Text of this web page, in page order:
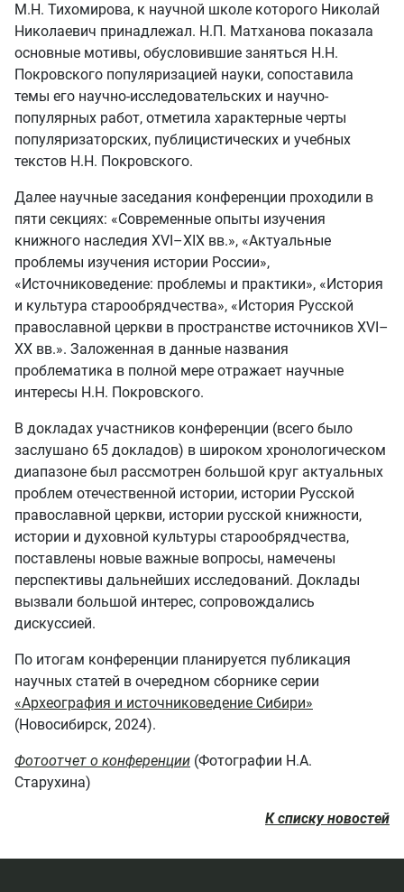
М.Н. Тихомирова, к научной школе которого Николай
Николаевич принадлежал. Н.П. Матханова показала
основные мотивы, обусловившие заняться Н.Н.
Покровского популяризацией науки, сопоставила
темы его научно-исследовательских и научно-
популярных работ, отметила характерные черты
популяризаторских, публицистических и учебных
текстов Н.Н. Покровского.
Далее научные заседания конференции проходили в
пяти секциях: «Современные опыты изучения
книжного наследия XVI–XIX вв.», «Актуальные
проблемы изучения истории России»,
«Источниковедение: проблемы и практики», «История
и культура старообрядчества», «История Русской
православной церкви в пространстве источников XVI–
XX вв.». Заложенная в данные названия
проблематика в полной мере отражает научные
интересы Н.Н. Покровского.
В докладах участников конференции (всего было
заслушано 65 докладов) в широком хронологическом
диапазоне был рассмотрен большой круг актуальных
проблем отечественной истории, истории Русской
православной церкви, истории русской книжности,
истории и духовной культуры старообрядчества,
поставлены новые важные вопросы, намечены
перспективы дальнейших исследований. Доклады
вызвали большой интерес, сопровождались
дискуссией.
По итогам конференции планируется публикация
научных статей в очередном сборнике серии
«Археография и источниковедение Сибири»
(Новосибирск, 2024).
Фотоотчет о конференции (Фотографии Н.А.
Старухина)
К списку новостей